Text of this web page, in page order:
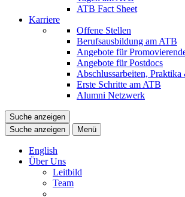
ATB Fact Sheet
Karriere
Offene Stellen
Berufsausbildung am ATB
Angebote für
Angebote für Postdocs
Abschlussarbeiten,
Erste Schritte am ATB
Alumni Netzwerk
Suche anzeigen
Suche anzeigen
Menü
English
Über Uns
Leitbild
Team